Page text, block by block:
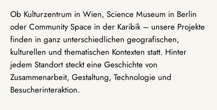
Ob Kulturzentrum in Wien, Science Museum in Berlin
oder Community Space in der Karibik – unsere Projekte
finden in ganz unterschiedlichen geografischen,
kulturellen und thematischen Kontexten statt. Hinter
jedem Standort steckt eine Geschichte von
Zusammenarbeit, Gestaltung, Technologie und
Besucherinteraktion.